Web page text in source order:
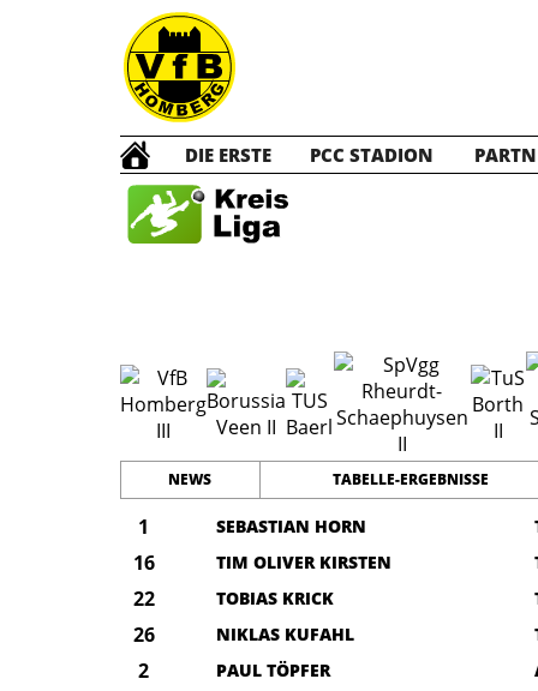
DIE ERSTE PCC STADION
NEWS TABELLE-ERGEBNISSE
1 SEBASTIAN HORN
16 TIM OLIVER KIRSTEN
22 TOBIAS KRICK
26 NIKLAS KUFAHL
2 PAUL TÖPFER